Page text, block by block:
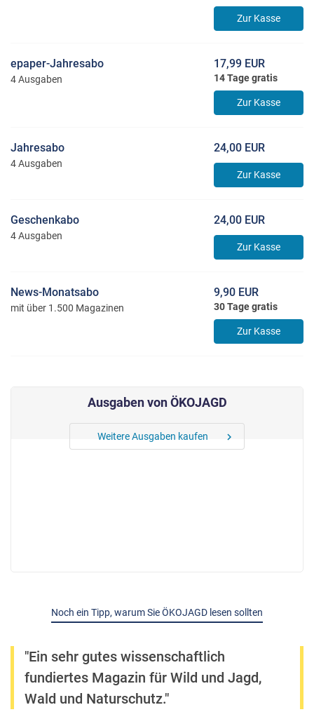
Zur Kasse
epaper-Jahresabo
4 Ausgaben
17,99 EUR
14 Tage gratis
Zur Kasse
Jahresabo
4 Ausgaben
24,00 EUR
Zur Kasse
Geschenkabo
4 Ausgaben
24,00 EUR
Zur Kasse
News-Monatsabo
mit über 1.500 Magazinen
9,90 EUR
30 Tage gratis
Zur Kasse
Ausgaben von ÖKOJAGD
Weitere Ausgaben kaufen chevron_right
Noch ein Tipp, warum Sie ÖKOJAGD lesen sollten
"Ein sehr gutes wissenschaftlich
fundiertes Magazin für Wild und Jagd,
Wald und Naturschutz."